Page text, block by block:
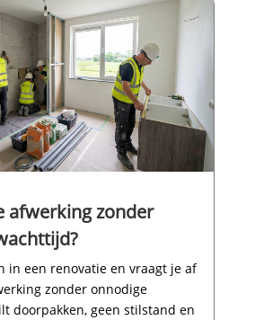
afwerking zonder
in een renovatie en vraagt je af
zonder onnodige
doorpakken, geen stilstand en